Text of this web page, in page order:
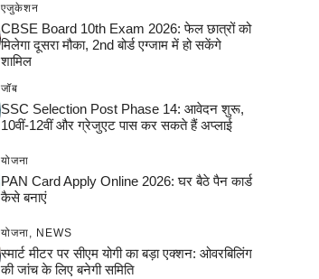
एजुकेशन
CBSE Board 10th Exam 2026: फेल छात्रों को
मिलेगा दूसरा मौका, 2nd बोर्ड एग्जाम में हो सकेंगे
शामिल
जॉब
SSC Selection Post Phase 14: आवेदन शुरू,
10वीं-12वीं और ग्रेजुएट पास कर सकते हैं अप्लाई
योजना
PAN Card Apply Online 2026: घर बैठे पैन कार्ड
कैसे बनाएं
योजना NEWS
स्मार्ट मीटर पर सीएम योगी का बड़ा एक्शन: ओवरबिलिंग
की जांच के लिए बनेगी समिति